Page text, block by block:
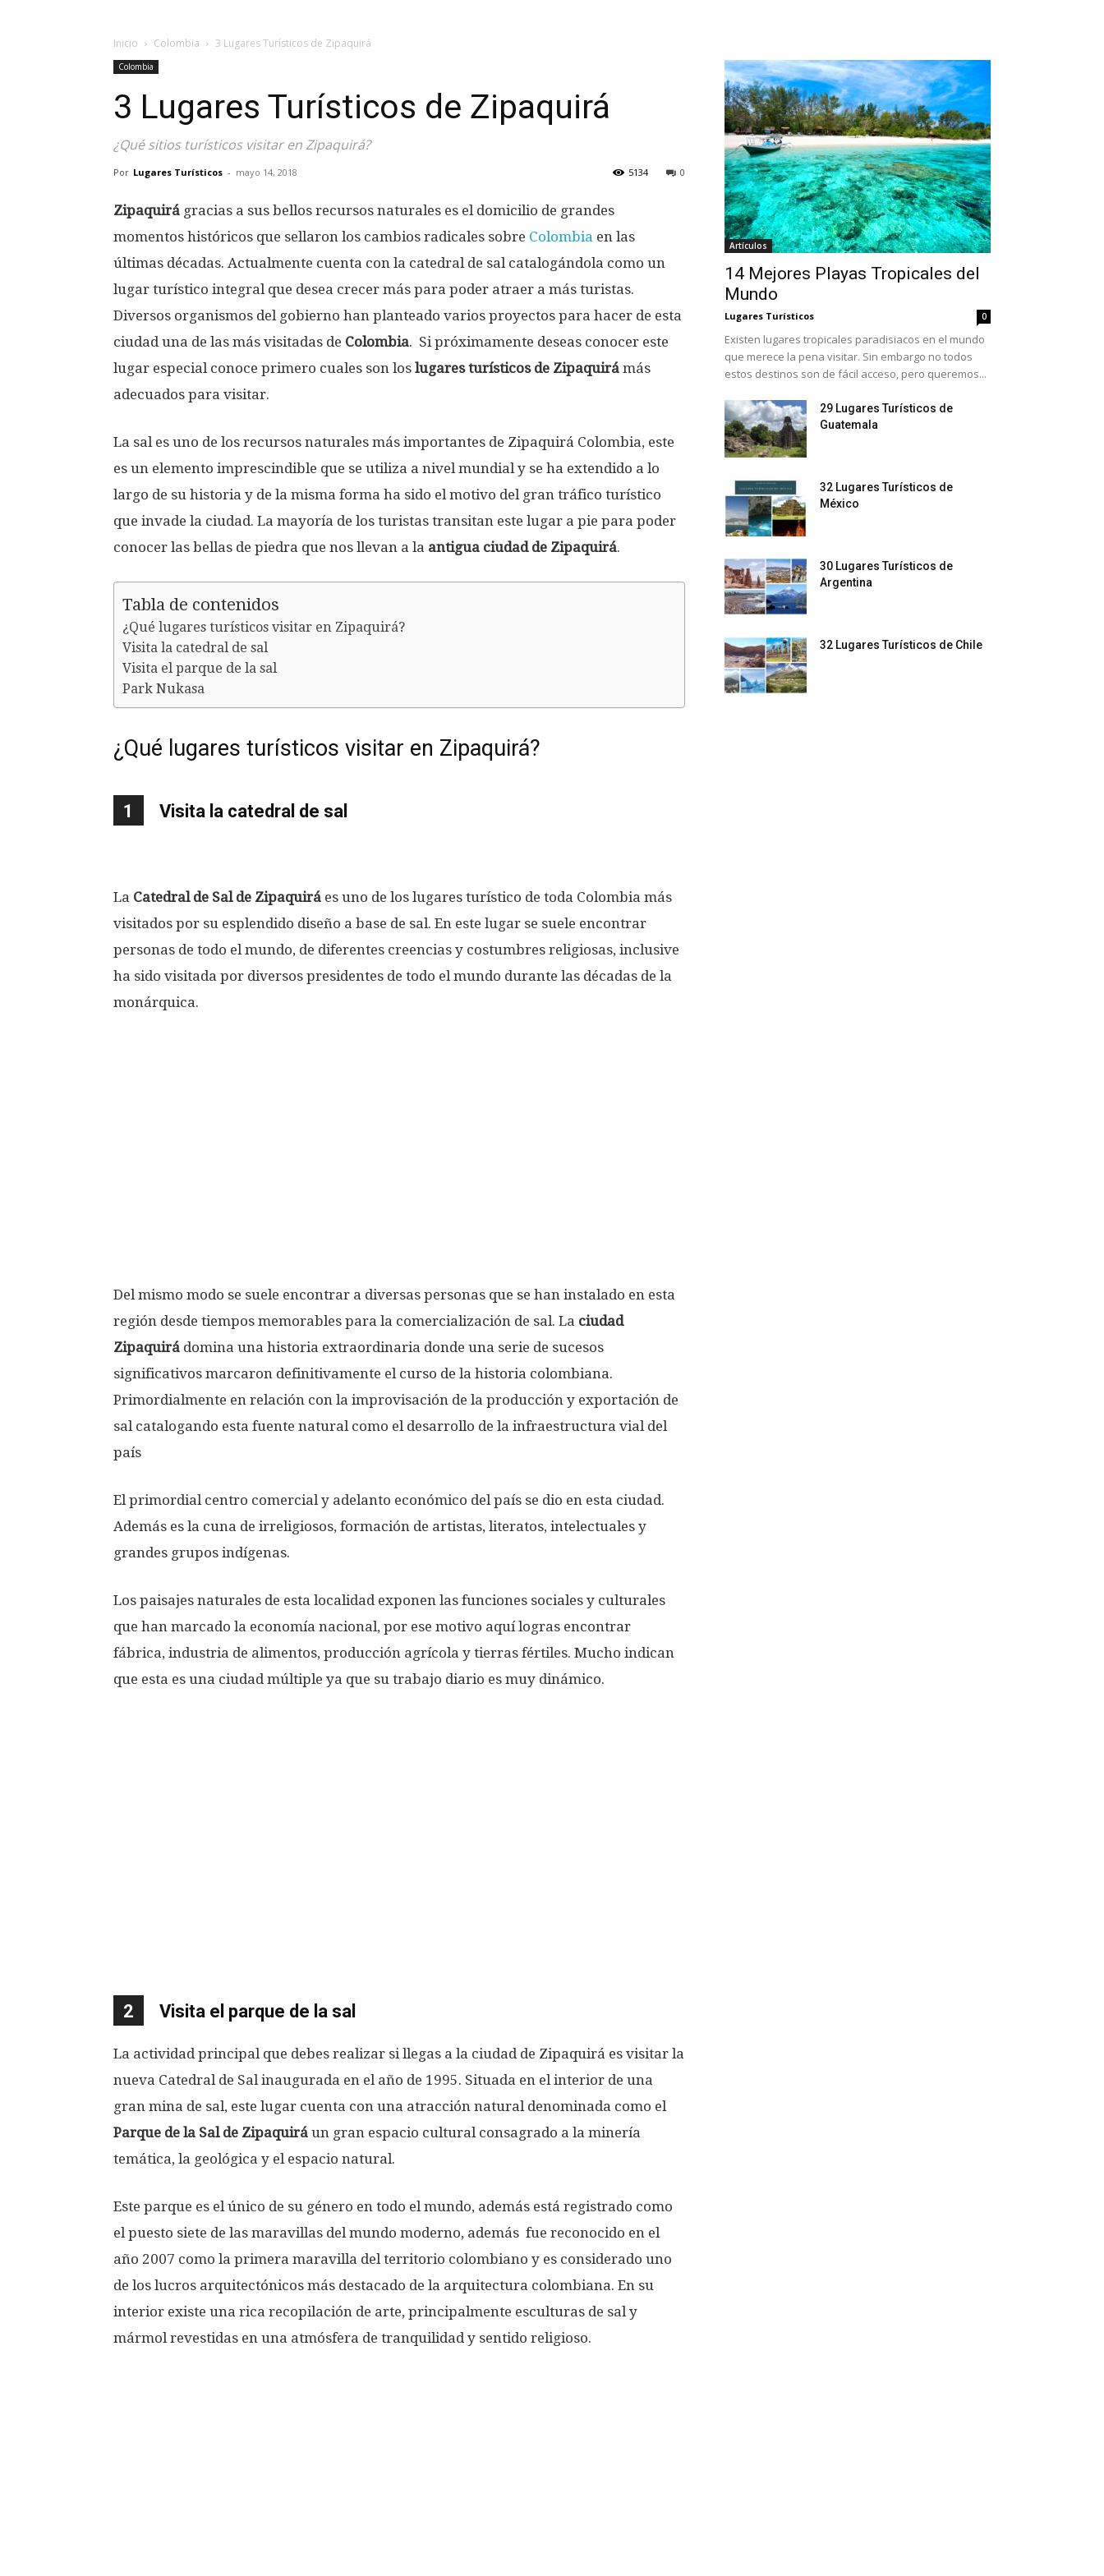
Inicio Colombia 3 Lugares Turísticos de Zipaquirá
Colombia
3 Lugares Turísticos de Zipaquirá
¿Qué sitios turísticos visitar en Zipaquirá?
Por Lugares Turísticos - mayo 14, 2018 0
5134
Zipaquirá gracias a sus bellos recursos naturales es el domicilio de grandes
momentos históricos que sellaron los cambios radicales sobre Colombia en las
últimas décadas. Actualmente cuenta con la catedral de sal catalogándola como un
lugar turístico integral que desea crecer más para poder atraer a más turistas.
Diversos organismos del gobierno han planteado varios proyectos para hacer de esta
ciudad una de las más visitadas de Colombia. Si próximamente deseas conocer este
lugar especial conoce primero cuales son los lugares turísticos de Zipaquirá más
adecuados para visitar.
La sal es uno de los recursos naturales más importantes de Zipaquirá Colombia, este
es un elemento imprescindible que se utiliza a nivel mundial y se ha extendido a lo
largo de su historia y de la misma forma ha sido el motivo del gran tráfico turístico
que invade la ciudad. La mayoría de los turistas transitan este lugar a pie para poder
conocer las bellas de piedra que nos llevan a la antigua ciudad de Zipaquirá.
Tabla de contenidos
¿Qué lugares turísticos visitar en Zipaquirá?
Visita la catedral de sal
Visita el parque de la sal
Park Nukasa
¿Qué lugares turísticos visitar en Zipaquirá?
1 Visita la catedral de sal
La Catedral de Sal de Zipaquirá es uno de los lugares turístico de toda Colombia más
visitados por su esplendido diseño a base de sal. En este lugar se suele encontrar
personas de todo el mundo, de diferentes creencias y costumbres religiosas, inclusive
ha sido visitada por diversos presidentes de todo el mundo durante las décadas de la
monárquica.
Del mismo modo se suele encontrar a diversas personas que se han instalado en esta
región desde tiempos memorables para la comercialización de sal. La ciudad
Zipaquirá domina una historia extraordinaria donde una serie de sucesos
significativos marcaron definitivamente el curso de la historia colombiana.
Primordialmente en relación con la improvisación de la producción y exportación de
sal catalogando esta fuente natural como el desarrollo de la infraestructura vial del
país
El primordial centro comercial y adelanto económico del país se dio en esta ciudad.
Además es la cuna de irreligiosos, formación de artistas, literatos, intelectuales y
grandes grupos indígenas.
Los paisajes naturales de esta localidad exponen las funciones sociales y culturales
que han marcado la economía nacional, por ese motivo aquí logras encontrar
fábrica, industria de alimentos, producción agrícola y tierras fértiles. Mucho indican
que esta es una ciudad múltiple ya que su trabajo diario es muy dinámico.
2 Visita el parque de la sal
La actividad principal que debes realizar si llegas a la ciudad de Zipaquirá es visitar la
nueva Catedral de Sal inaugurada en el año de 1995. Situada en el interior de una
gran mina de sal, este lugar cuenta con una atracción natural denominada como el
Parque de la Sal de Zipaquirá un gran espacio cultural consagrado a la minería
temática, la geológica y el espacio natural.
Este parque es el único de su género en todo el mundo, además está registrado como
el puesto siete de las maravillas del mundo moderno, además fue reconocido en el
año 2007 como la primera maravilla del territorio colombiano y es considerado uno
de los lucros arquitectónicos más destacado de la arquitectura colombiana. En su
interior existe una rica recopilación de arte, principalmente esculturas de sal y
mármol revestidas en una atmósfera de tranquilidad y sentido religioso.
Artículos
14 Mejores Playas Tropicales del
Mundo
Lugares Turísticos 0
Existen lugares tropicales paradisiacos en el mundo
que merece la pena visitar. Sin embargo no todos
estos destinos son de fácil acceso, pero queremos...
29 Lugares Turísticos de
Guatemala
32 Lugares Turísticos de
México
30 Lugares Turísticos de
Argentina
32 Lugares Turísticos de Chile